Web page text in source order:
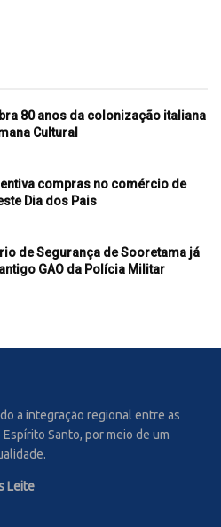
80 anos da colonização italiana
Cultural
compras no comércio de
Dia dos Pais
de Segurança de Sooretama já
GAO da Polícia Militar
a integração regional entre as
Santo, por meio de um
Leite